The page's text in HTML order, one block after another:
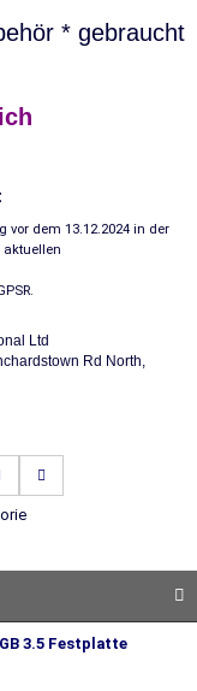
* gebraucht
vor dem 13.12.2024 in der
aktuellen
Ltd
Rd North,
3.5 Festplatte